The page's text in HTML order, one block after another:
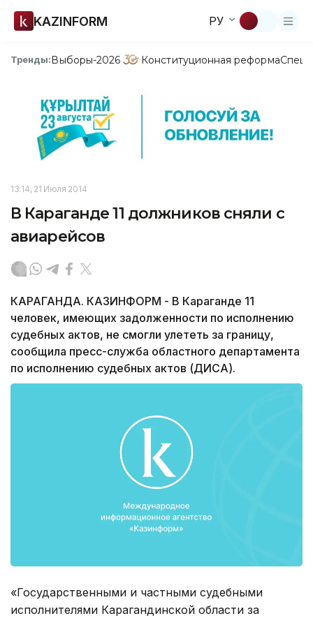
KAZINFORM РУ
Тренды:Выборы-2026 Конституционная реформа
13:14, 21 Июля 2014
В Караганде 11 должников сняли с
авиарейсов
КАРАГАНДА. КАЗИНФОРМ - В Караганде 11
человек, имеющих задолженности по исполнению
судебных актов, не смогли улететь за границу,
сообщила пресс-служба областного департамента
по исполнению судебных актов (ДИСА).
«Государственными и частными судебными
исполнителями Карагандинской области за